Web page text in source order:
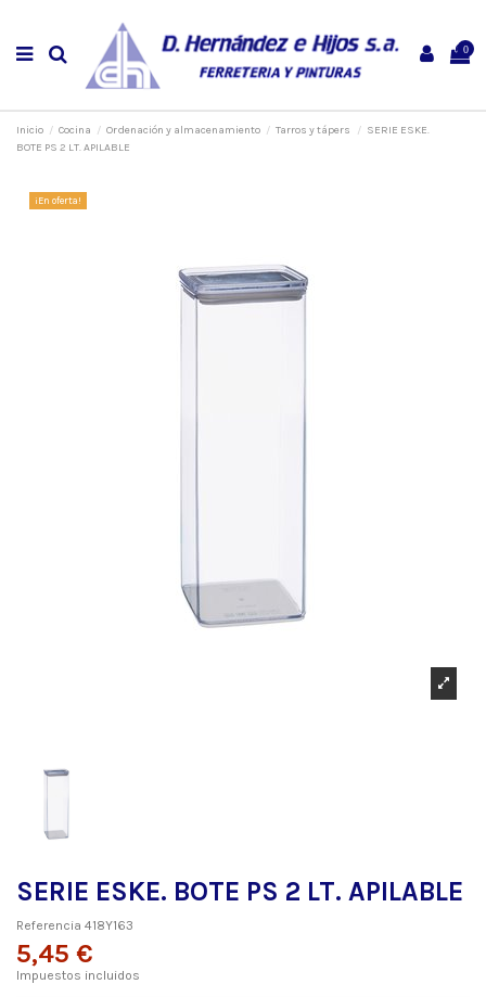
0
Inicio Cocina Ordenación y almacenamiento Tarros y tápers
SERIE ESKE.
BOTE PS 2 LT. APILABLE
¡En oferta!
SERIE ESKE. BOTE PS 2 LT. APILABLE
Referencia 418Y163
5,45 €
Impuestos incluidos